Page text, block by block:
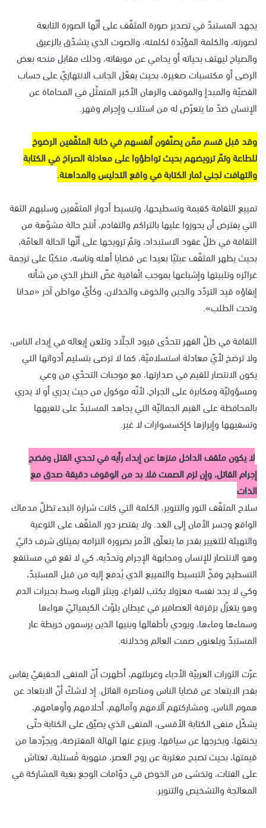
يجهد المستبدّ في تصدير صورة المثقّف على أنّها الصورة التابعة
لصورته، والكلمة المؤيّدة لكلمته، والصوت الذي يتشدّق بالزعيق
والصياح ليهتف بحياته أو يحامي عن موبقاته، وذلك مقابل منحه بعض
الرضى أو مكتسبات صغيرة، بحيث يفعّل الجانب الانتهازيّ على حساب
القضيّة والمبدإ والموقف والرهان الأكبر المتمثّل في المحاماة عن
الإنسان ضدّ ما يتعرّض له من استلاب وإجرام وقهر.
وقد قبل قسم ممّن يصنّفون أنفسهم في خانة المثقّفين الرضوخ
للطاعة وتمّ ترويضهم بحيث تواطؤوا على معادلة الصراخ في الكتابة
والتهافت لجني ثمار الكتابة في واقع التدليس والمداهنة.
تمييع الثقافة كقيمة وتسطيحها، وتبسيط أدوار المثقّفين وسلبهم الثقة
التي يفترض أن يحوزوا عليها بالتراكم والتقادم، أنتج حالة مشوّهة من
الثقافة في ظلّ عقود الاستبداد، وتمّ ترويجها على أنّها الحالة العامّة،
بحيث يظهر المثقّف عبثيّا بعيدا عن قضايا أهله وناسه، منكبّا على ترجمة
غرائزه وتلبيتها وإشباعها بموجب اتّفاقية غضّ النظر الذي من شأنه
إبقاؤه قيد التردّد والجبن والخوف والخذلان، وكأيّ مواطن آخر «مدانا
وتحت الطلب».
الثقافة في ظلّ القهر تتحدّى قيود الجلّاد وتلعن إيغاله في إيذاء الناس،
ولا ترضخ لأيّ معادلة استسلاميّة، كما لا ترضى بتسليم أدواتها التي
يكون الانتصار للقيم في صدارتها، مع موجبات التحدّي من وعي
ومسؤوليّة ومكابرة على الجراح، لأنّه موكول من حيث يدري أو لا يدري
بالمحافظة على القيم الجماليّة التي يجاهد المستبدّ على تتفيهها
وتسفيهها وإبرازها كإكسسوارات لا غير.
لا يكون مثقف الداخل منزها عن إبداء رأيه في تحدي القتل وفضح
إجرام القاتل، وإن لزم الصمت فلا بد من الوقوف دقيقة صدق مع
الذات
سلاح المثقّف النور والتنوير، الكلمة التي كانت شرارة البدء تظلّ مدماك
الواقع وجسر الأمان إلى الغد. ولا يقتصر دور المثقّف على التوعية
والتهيئة للتغيير بقدر ما يتعلّق الأمر بضرورة التزامه بميثاق شرف ذاتيّ
وهو الانتصار للإنسان ومجابهة الإجرام وتحدّيه، كي لا تقع في مستنقع
التسطيح وفخّ التبسيط والتمييع الذي يُدفع إليه من قبل المستبدّ،
وكي لا يجد نفسه معزولا يكتب للفراغ، وينثر الهباء وسط بحيرات الدم
وهو يتغزّل بزقزقة العصافير في غيطان يلوّث الكيميائيّ هواءها
وسماءها وماءها، ويودي بأطفالها وبنيها الذين يرسمون خريطة عار
المستبدّ ويلعنون صمت العالم وخذلانه.
عرّت الثورات العربيّة الأدباء وغربلتهم، أظهرت أنّ المنفى الحقيقيّ يقاس
بقدر الابتعاد عن قضايا الناس ومناصرة القاتل. إذ لاشكّ أنّ الابتعاد عن
هموم الناس، ومشاركتهم آلامهم وآمالهم، أحلامهم وأوهامهم،
يشكّل منفى الكتابة الأقسى، المنفى الذي يضيّق على الكتابة حتّى
يخنقها، ويخرجها عن سياقها، وينزع عنها الهالة المفترضة، ويجرّدها من
قيمتها، بحيث تصبح مغتربة عن روح العصر، منهوبة مُستلبة، تعتاش
على الفتات، وتخشى من الخوض في دوّامات الوجع بغية المشاركة في
المعالجة والتشخيص والتنوير.